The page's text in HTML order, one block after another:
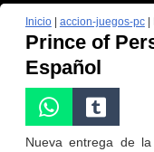
Inicio| accion-juegos-pc|
Prince of
Español
Nueva entrega de